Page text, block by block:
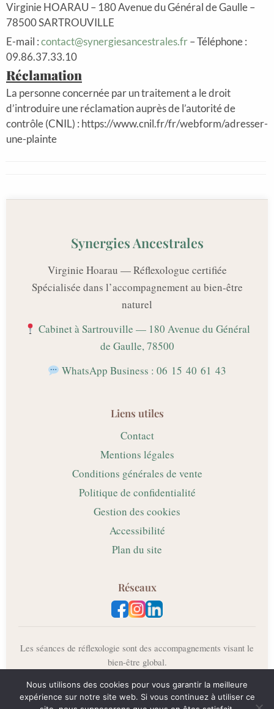
Virginie HOARAU – 180 Avenue du Général de Gaulle –
78500 SARTROUVILLE
E-mail :contact@synergiesancestrales.fr– Téléphone :
09.86.37.33.10
Réclamation
La personne concernée par un traitement a le droit
d’introduire une réclamation auprès de l’autorité de
contrôle (CNIL) : https://www.cnil.fr/fr/webform/adresser-
une-plainte
Synergies Ancestrales
Virginie Hoarau — Réflexologue certifiée
Spécialisée dans l’accompagnement au bien-être
naturel
Cabinet à Sartrouville — 180 Avenue du Général
de Gaulle, 78500
WhatsApp Business : 06 15 40 61 43
Liens utiles
Contact
Mentions légales
Conditions générales de vente
Politique de confidentialité
Gestion des cookies
Accessibilité
Plan du site
Réseaux
Les séances de réflexologie sont des accompagnements visant le
bien-être global.
médical.
Nous utilisons des cookies pour vous garantir la meilleure
expérience sur notre site web. Si vous continuez à utiliser ce